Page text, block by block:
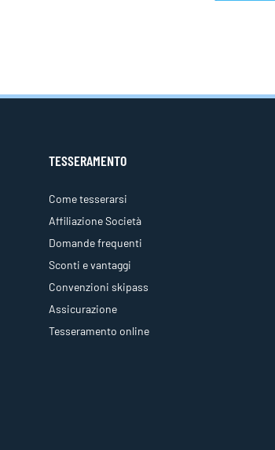
TESSERAMENTO
Come tesserarsi
Affiliazione Società
Domande frequenti
Sconti e vantaggi
Convenzioni skipass
Assicurazione
Tesseramento online